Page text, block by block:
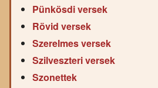
Pünkösdi versek
Rövid versek
Szerelmes versek
Szilveszteri versek
Szonettek